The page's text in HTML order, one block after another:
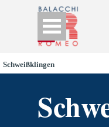
Go to content
Skip menu
Schweißklingen